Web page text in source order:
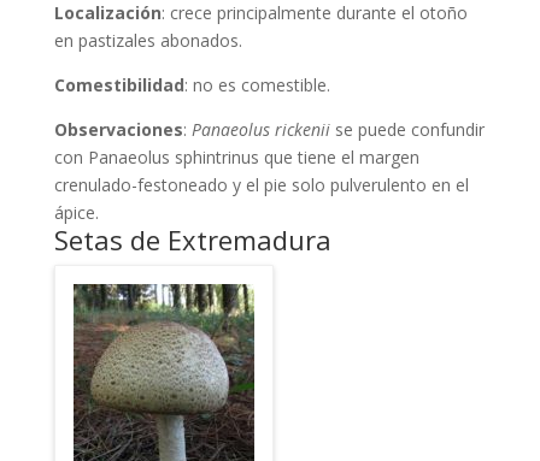
Localización: crece principalmente durante el otoño
en pastizales abonados.
Comestibilidad: no es comestible.
Observaciones: Panaeolus rickenii se puede confundir
con Panaeolus sphintrinus que tiene el margen
crenulado-festoneado y el pie solo pulverulento en el
ápice.
Setas de Extremadura